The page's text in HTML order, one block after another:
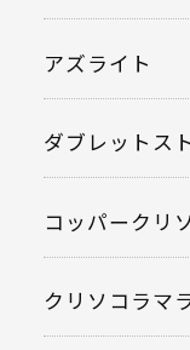
アズライト
ダブレットス
コッパークリ
クリソコラマ